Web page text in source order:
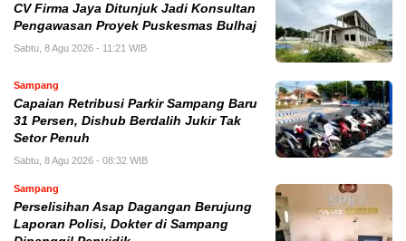
CV Firma Jaya Ditunjuk Jadi Konsultan
Pengawasan Proyek Puskesmas Bulhaj
Sabtu, 8 Agu 2026 - 11:21 WIB
Sampang
Capaian Retribusi Parkir Sampang Baru
31 Persen, Dishub Berdalih Jukir Tak
Setor Penuh
Sabtu, 8 Agu 2026 - 08:32 WIB
Sampang
Perselisihan Asap Dagangan Berujung
Laporan Polisi, Dokter di Sampang